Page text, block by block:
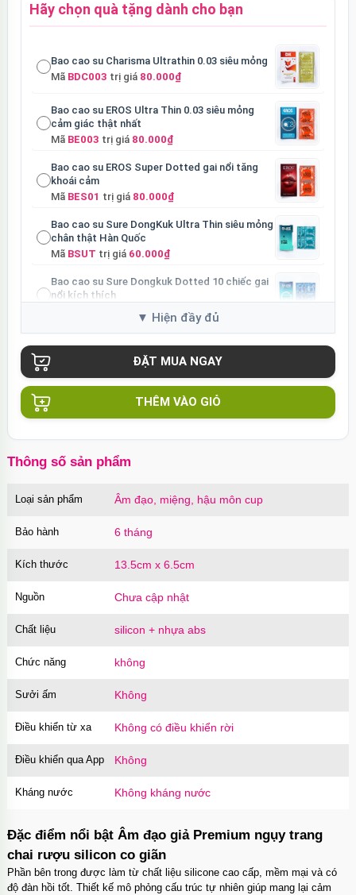
Hãy chọn quà tặng dành cho bạn
Bao cao su Charisma Ultrathin 0.03 siêu mỏng
Mã BDC003 trị giá 80.000₫
Bao cao su EROS Ultra Thin 0.03 siêu mỏng
cảm giác thật nhất
Mã BE003 trị giá 80.000₫
Bao cao su EROS Super Dotted gai nổi tăng
khoái cảm
Mã BES01 trị giá 80.000₫
Bao cao su Sure DongKuk Ultra Thin siêu mỏng
chân thật Hàn Quốc
Mã BSUT trị giá 60.000₫
Bao cao su Sure Dongkuk Dotted 10 chiếc gai
nổi kích thích
60.000₫
trị giá70.000₫
Ốp lưng MagSafe iPhone 16 Pro Max Clear
Ốp lưng iPhone 16 Pro Max TPU Space trong
suốt tối giản
trị giá70.000₫
Ốp lưng iPhone 16 TPU Space trong suốt tối
trị giá70.000₫
Ốp lưng MagSafe iPhone 17 Air Clear Case
tối giản
trong suốt
OPC17PR trị giá
Ốp lưng MagSafe iPhone 17 Clear Case trong
Mã
OPC17 trị giá
Ốp lưng iPhone 17 Pro Max Clear Case
Magnetic trong suốt
MãOPC17MXtrị giá70.000₫
THÊM VÀO GIỎ
Thông số sản phẩm
Loại sản phẩm Âm đạo, miệng, hậu môn cup
Bảo hành 6 tháng
Kích thước 13.5cm x 6.5cm
Nguồn Chưa cập nhật
Chất liệu silicon + nhựa abs
Chức năng không
Sưởi ấm Không
Điều khiển từ xa Không có điều khiển rời
Điều khiển qua App Không
Kháng nước Không kháng nước
Đặc điểm nổi bật Âm đạo giả Premium ngụy trang
chai rượu silicon co giãn
Phần bên trong được làm từ chất liệu silicone cao cấp, mềm mại và có
độ đàn hồi tốt. Thiết kế mô phỏng cấu trúc tự nhiên giúp mang lại cảm